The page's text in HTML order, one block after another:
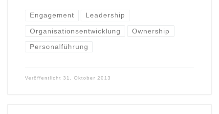
Engagement Leadership
Organisationsentwicklung Ownership
Personalführung
Veröffentlicht 31. Oktober 2013